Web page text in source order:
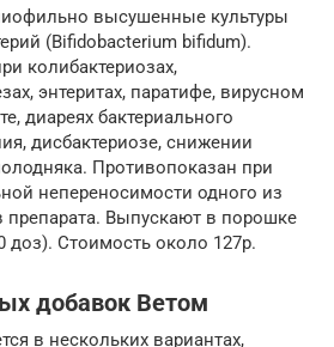
высушенные культуры
(Bifidobacterium bifidum).
колибактериозах,
энтеритах, паратифе, вирусном
диареях бактериального
дисбактериозе, снижении
Противопоказан при
непереносимости одного из
препарата. Выпускают в порошке
доз). Стоимость около 127р.
добавок Ветом
в нескольких вариантах,